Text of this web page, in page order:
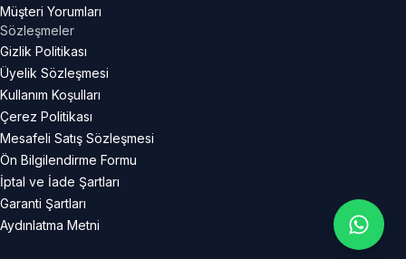
Müşteri Yorumları
Sözleşmeler
Gizlik Politikası
Üyelik Sözleşmesi
Kullanım Koşulları
Çerez Politikası
Mesafeli Satış Sözleşmesi
Ön Bilgilendirme Formu
İptal ve İade Şartları
Garanti Şartları
Aydınlatma Metni